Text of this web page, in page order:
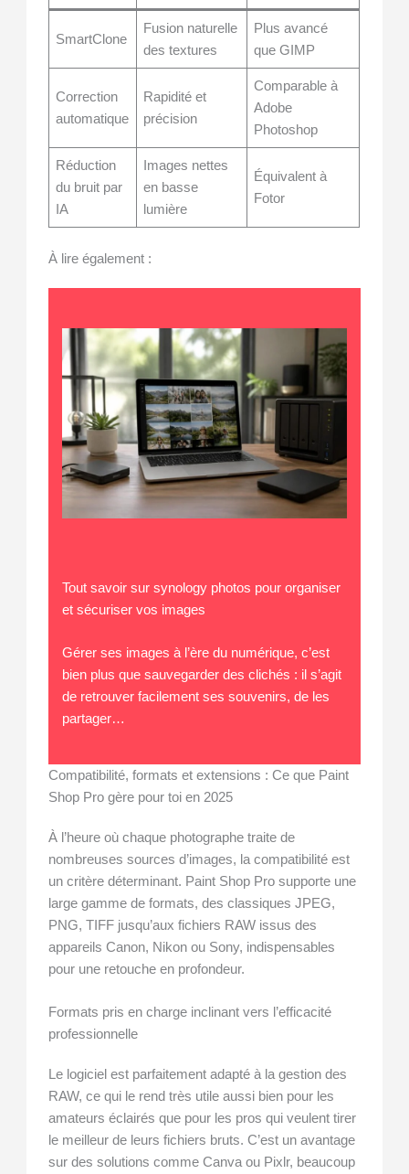
SmartClone
Fusion naturelle
des textures
Plus avancé
que GIMP
Correction
automatique
Rapidité et
précision
Comparable à
Adobe
Photoshop
Réduction
du bruit par
IA
Images nettes
en basse
lumière
Équivalent à
Fotor
À lire également :
Tout savoir sur synology photos pour organiser
et sécuriser vos images
Gérer ses images à l’ère du numérique, c’est
bien plus que sauvegarder des clichés : il s’agit
de retrouver facilement ses souvenirs, de les
partager…
Compatibilité, formats et extensions : Ce que Paint
Shop Pro gère pour toi en 2025
À l’heure où chaque photographe traite de
nombreuses sources d’images, la compatibilité est
un critère déterminant. Paint Shop Pro supporte une
large gamme de formats, des classiques JPEG,
PNG, TIFF jusqu’aux fichiers RAW issus des
appareils Canon, Nikon ou Sony, indispensables
pour une retouche en profondeur.
Formats pris en charge inclinant vers l’efficacité
professionnelle
Le logiciel est parfaitement adapté à la gestion des
RAW, ce qui le rend très utile aussi bien pour les
amateurs éclairés que pour les pros qui veulent tirer
le meilleur de leurs fichiers bruts. C’est un avantage
sur des solutions comme Canva ou Pixlr, beaucoup